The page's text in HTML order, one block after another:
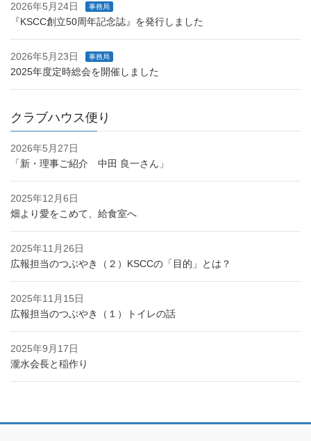
2026年5月24日 事務局
『KSCC創立50周年記念誌』を発行しました
2026年5月23日 事務局
2025年度定時総会を開催しました
クラブハウス便り
2026年5月27日
「新・理事ご紹介 中田 良一さん」
2025年12月6日
畑より愛をこめて、給食室へ
2025年11月26日
広報担当のつぶやき（２）KSCCの「目的」とは？
2025年11月15日
広報担当のつぶやき（１）トイレの話
2025年9月17日
瀧水会長と稲作り